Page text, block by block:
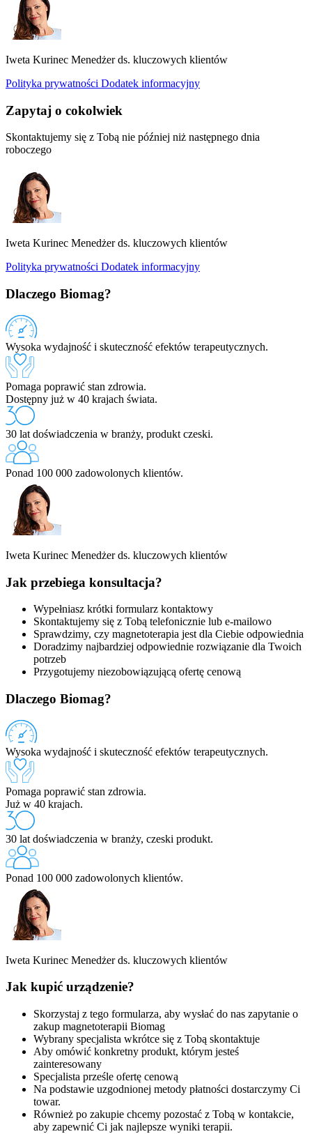
Iweta Kurinec Menedżer ds. kluczowych klientów
Polityka prywatności Dodatek informacyjny
Zapytaj o cokolwiek
Skontaktujemy się z Tobą nie później niż następnego dnia
roboczego
Iweta Kurinec Menedżer ds. kluczowych klientów
Polityka prywatności Dodatek informacyjny
Dlaczego Biomag?
Wysoka wydajność i skuteczność efektów terapeutycznych.
Pomaga poprawić stan zdrowia.
Dostępny już w 40 krajach świata.
30 lat doświadczenia w branży, produkt czeski.
Ponad 100 000 zadowolonych klientów.
Iweta Kurinec Menedżer ds. kluczowych klientów
Jak przebiega konsultacja?
Wypełniasz krótki formularz kontaktowy
Skontaktujemy się z Tobą telefonicznie lub e-mailowo
Sprawdzimy, czy magnetoterapia jest dla Ciebie odpowiednia
Doradzimy najbardziej odpowiednie rozwiązanie dla Twoich
potrzeb
Przygotujemy niezobowiązującą ofertę cenową
Dlaczego Biomag?
Wysoka wydajność i skuteczność efektów terapeutycznych.
Pomaga poprawić stan zdrowia.
Już w 40 krajach.
30 lat doświadczenia w branży, czeski produkt.
Ponad 100 000 zadowolonych klientów.
Iweta Kurinec Menedżer ds. kluczowych klientów
Jak kupić urządzenie?
Skorzystaj z tego formularza, aby wysłać do nas zapytanie o
zakup magnetoterapii Biomag
Wybrany specjalista wkrótce się z Tobą skontaktuje
Aby omówić konkretny produkt, którym jesteś
zainteresowany
Specjalista prześle ofertę cenową
Na podstawie uzgodnionej metody płatności dostarczymy Ci
towar.
Również po zakupie chcemy pozostać z Tobą w kontakcie,
aby zapewnić Ci jak najlepsze wyniki terapii.